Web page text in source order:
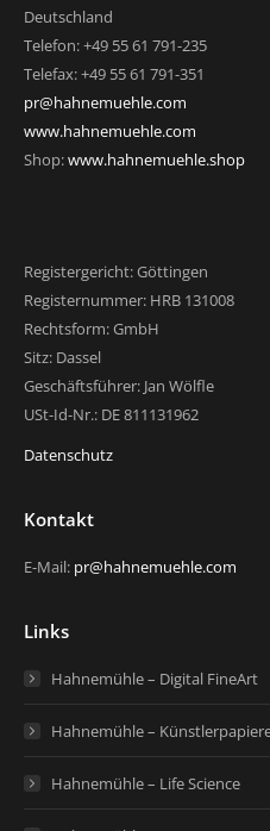
Deutschland
Telefon: +49 55 61 791-235
Telefax: +49 55 61 791-351
pr@hahnemuehle.com
www.hahnemuehle.com
Shop:www.hahnemuehle.shop
Registergericht: Göttingen
Registernummer: HRB 131008
Rechtsform: GmbH
Sitz: Dassel
Geschäftsführer: Jan Wölfle
USt-Id-Nr.: DE 811131962
Datenschutz
Kontakt
E-Mail: pr@hahnemuehle.com
Links
Hahnemühle – Digital FineArt
Hahnemühle –
Hahnemühle – Life Science